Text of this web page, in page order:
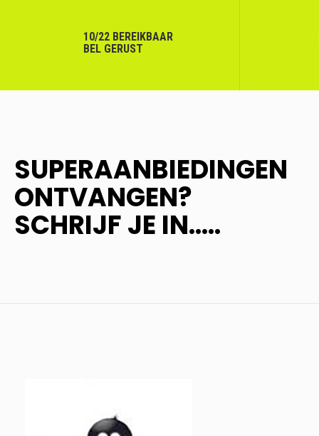
10/22 BEREIKBAAR
BEL GERUST
SUPERAANBIEDINGEN
ONTVANGEN?
SCHRIJF JE IN.....